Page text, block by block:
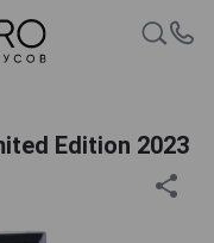
Edition 2023